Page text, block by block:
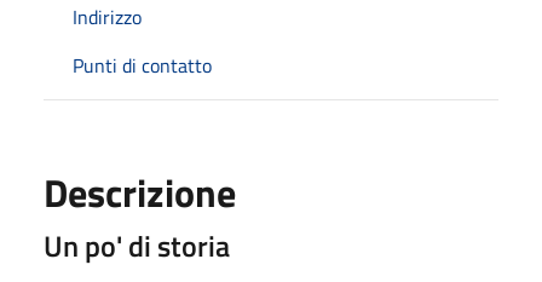
Indirizzo
Punti di contatto
Descrizione
Un po' di storia